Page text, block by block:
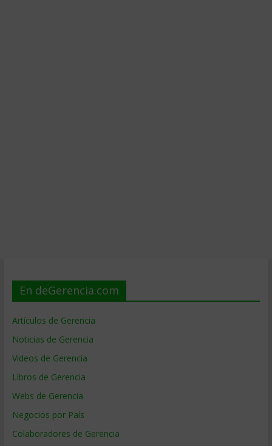
En deGerencia.com
Artículos de Gerencia
Noticias de Gerencia
Videos de Gerencia
Libros de Gerencia
Webs de Gerencia
Negocios por País
Colaboradores de Gerencia